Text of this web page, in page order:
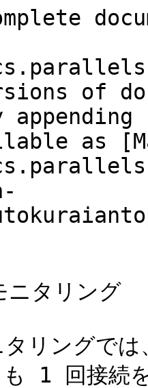
of
as
タリング
リングで
1 回接続